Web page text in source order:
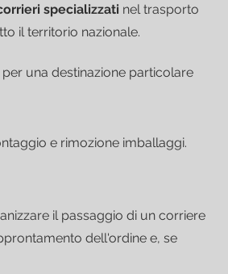
specializzati nel trasporto
il territorio nazionale.
una destinazione particolare
e rimozione imballaggi.
il passaggio di un corriere
dell'ordine e, se